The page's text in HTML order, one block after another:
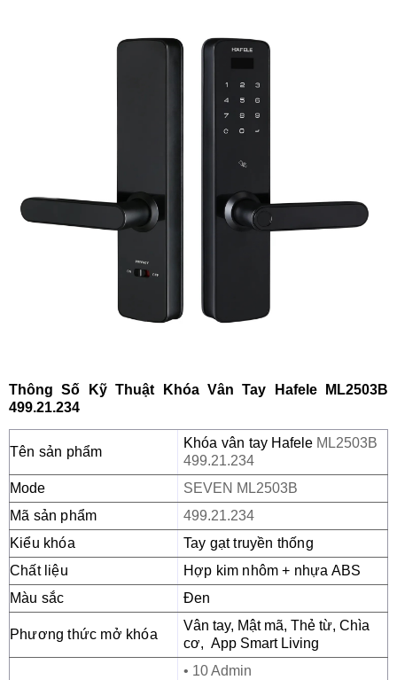
Thông Số Kỹ Thuật Khóa Vân Tay Hafele
ML2503B
499.21.234
Tên sản phẩm
Khóa vân tay Hafele ML2503B
499.21.234
Mode
SEVEN ML2503B
Mã sản phẩm
499.21.234
Kiểu khóa
Tay gạt truyền thống
Chất liệu
Hợp kim nhôm + nhựa ABS
Màu sắc
Đen
Phương thức mở khóa
Vân tay, Mật mã, Thẻ từ, Chìa
cơ, App Smart Living
• 10 Admin